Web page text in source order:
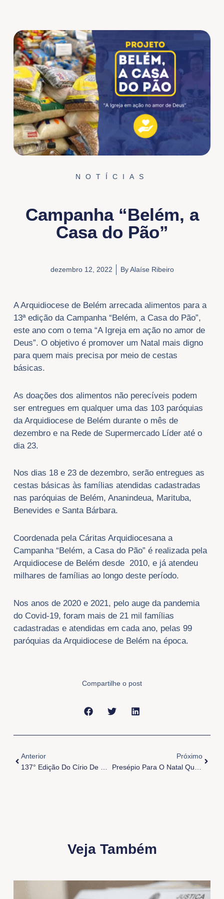
NOTÍCIAS
Campanha “Belém, a
Casa do Pão”
dezembro 12, 2022 ByAlaíse Ribeiro
A Arquidiocese de Belém arrecada alimentos para a
13ª edição da Campanha “Belém, a Casa do Pão”,
este ano com o tema “A Igreja em ação no amor de
Deus”. O objetivo é promover um Natal mais digno
para quem mais precisa por meio de cestas
básicas.
As doações dos alimentos não perecíveis podem
ser entregues em qualquer uma das 103 paróquias
da Arquidiocese de Belém durante o mês de
dezembro e na Rede de Supermercado Líder até o
dia 23.
Nos dias 18 e 23 de dezembro, serão entregues as
cestas básicas às famílias atendidas cadastradas
nas paróquias de Belém, Ananindeua, Marituba,
Benevides e Santa Bárbara.
Coordenada pela Cáritas Arquidiocesana a
Campanha “Belém, a Casa do Pão” é realizada pela
Arquidiocese de Belém desde 2010, e já atendeu
milhares de famílias ao longo deste período.
Nos anos de 2020 e 2021, pelo auge da pandemia
do Covid-19, foram mais de 21 mil famílias
cadastradas e atendidas em cada ano, pelas 99
paróquias da Arquidiocese de Belém na época.
Compartilhe o post
Anterior
Próximo
Veja Também